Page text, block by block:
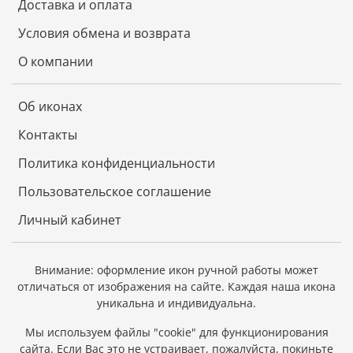
Тигр ценит семью и семейные узы, поэтому не
забывайте о своих близких.
Удачу в делах, в том числе и финансовых, Тигр дарит
тем, кто рискует осознанно, взвесив все
возможности. Хозяин года любит перемены и эти
перемены будут по большей части к лучшему.
Длина: 11 см.
Высота: 6 см.
Доставка и оплата
Условия обмена и возврата
О компании
Об иконах
Контакты
Политика конфиденциальности
Пользовательское соглашение
Личный кабинет
Внимание: оформление икон ручной работы может
отличаться от изображения на сайте. Каждая наша икона
уникальна и индивидуальна.
Мы используем файлы "cookie" для функционирования
сайта. Если Вас это не устраивает, пожалуйста, покиньте